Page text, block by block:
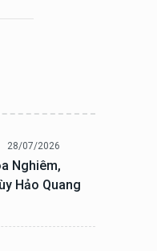
28/07/2026
Nghiêm,
Hảo Quang